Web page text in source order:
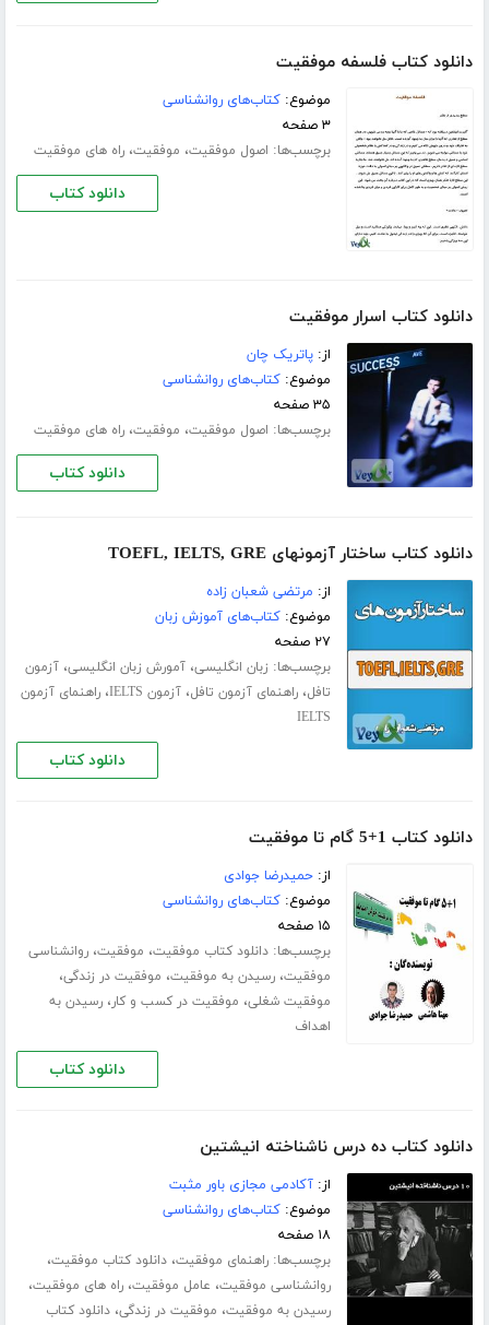
دانلود کتاب فلسفه موفقیت
موضوع:کتاب‌های روانشناسی
۳ صفحه
برچسب‌ها: اصول موفقیت، موفقیت،راه های موفقیت
دانلود کتاب
دانلود کتاب اسرار موفقیت
از:پاتریک چان
موضوع:کتاب‌های روانشناسی
۳۵ صفحه
برچسب‌ها: اصول موفقیت، موفقیت،راه های موفقیت
دانلود کتاب
دانلود کتاب ساختار آزمون­های TOEFL, IELTS, GRE
از: مرتضی شعبان زاده
موضوع:کتاب‌های آموزش زبان
۲۷ صفحه
برچسب‌ها: زبان انگلیسی،آمورش زبان انگلیسی،آزمون
تافل،راهنمای آزمون تافل،آزمون IELTS ،راهنمای آزمون
IELTS
دانلود کتاب
دانلود کتاب 1+5 گام تا موفقیت
از:حمیدرضا جوادی
موضوع:کتاب‌های روانشناسی
۱۵ صفحه
برچسب‌ها:دانلود کتاب موفقیت، موفقیت،روانشناسی
موفقیت،رسیدن به موفقیت، موفقیت در زندگی،
موفقیت شغلی، موفقیت در کسب و کار،رسیدن به
اهداف
دانلود کتاب
دانلود کتاب ده درس ناشناخته انیشتین
از:آکادمی مجازی باور مثبت
موضوع:کتاب‌های روانشناسی
۱۸ صفحه
برچسب‌ها:راهنمای موفقیت،دانلود کتاب موفقیت،
روانشناسی موفقیت، عامل موفقیت،راه های موفقیت،
رسیدن به موفقیت، موفقیت در زندگی،دانلود کتاب